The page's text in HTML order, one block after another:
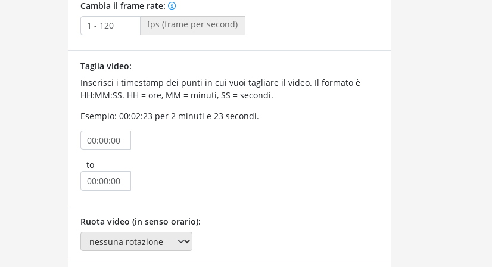
Cambia il frame rate:
fps (frame per second)
Taglia video:
Inserisci i timestamp dei punti in cui vuoi tagliare il video. Il formato è
HH:MM:SS. HH = ore, MM = minuti, SS = secondi.
Esempio: 00:02:23 per 2 minuti e 23 secondi.
to
Ruota video (in senso orario):